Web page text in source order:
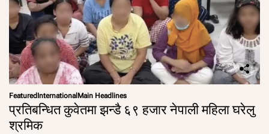
FeaturedInternationalMain Headlines
प्रतिबन्धित कुवेतमा झन्डै ६९ हजार नेपाली महिला घरेलु
श्रमिक